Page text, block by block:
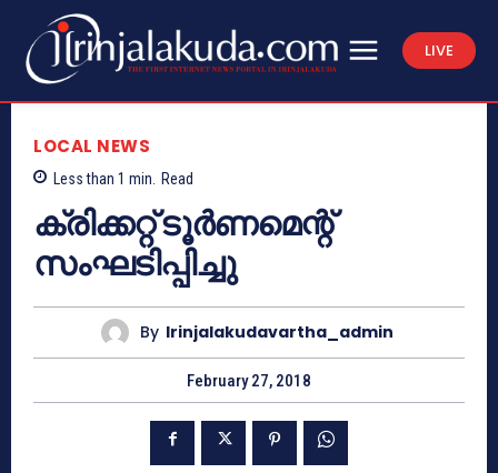
LIVE
LOCAL NEWS
Less than 1 min. Read
ക്രിക്കറ്റ് ടൂര്‍ണമെന്റ്
സംഘടിപ്പിച്ചു
By Irinjalakudavartha_admin
February 27, 2018